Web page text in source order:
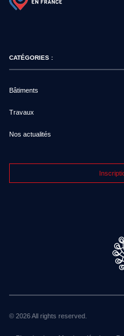
CATÉGORIES :
Bâtiments
Travaux
Nos actualités
© 2026 All rights reserved.